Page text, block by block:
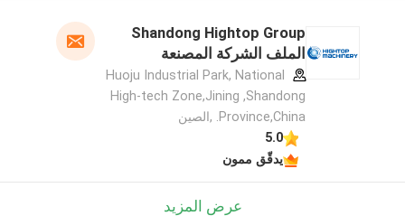
Shandong Hightop Group
الملف الشركة المصنعة
Huoju Industrial Park, National
High-tech Zone,Jining ,Shandong
Province,China. ,الصين
5.0
يدقّق ممون
عرض المزيد